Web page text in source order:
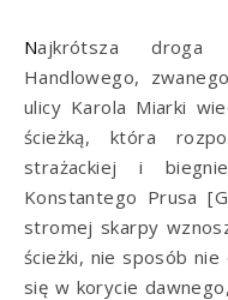
Najkrótsza droga z mikołowskiego Centrum
Handlowego,
ulicy Karola Miarki
ścieżką, która
strażackiej i
Konstantego Prusa
stromej skarpy
ścieżki, nie sposób
się w korycie